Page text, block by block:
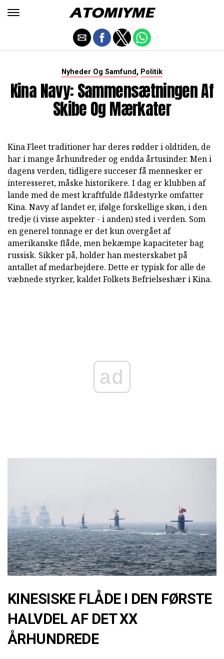
Nyheder Og Samfund, Politik
Kina Navy: Sammensætningen Af
Skibe Og Mærkater
Kina Fleet traditioner har deres rødder i oldtiden, de
har i mange århundreder og endda årtusinder. Men i
dagens verden, tidligere succeser få mennesker er
interesseret, måske historikere. I dag er klubben af
lande med de mest kraftfulde flådestyrke omfatter
Kina. Navy af landet er, ifølge forskellige skøn, i den
tredje (i visse aspekter - i anden) sted i verden. Som
en generel tonnage er det kun overgået af
amerikanske flåde, men bekæmpe kapaciteter bag
russisk. Sikker på, holder han mesterskabet på
antallet af medarbejdere. Dette er typisk for alle de
væbnede styrker, kaldet Folkets Befrielseshær i Kina.
ad
KINESISKE FLÅDE I DEN FØRSTE
HALVDEL AF DET XX
ÅRHUNDREDE